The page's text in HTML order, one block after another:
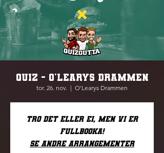
QUIZ - O'LEARYS DRAMMEN
tor. 26. nov.
  |
O'Learys Drammen
Tro det eller ei, men vi er
fullbooka!
Se andre arrangementer